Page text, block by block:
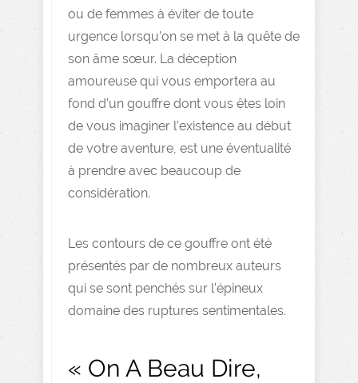
ou de femmes à éviter de toute
urgence lorsqu’on se met à la quête de
son âme sœur. La déception
amoureuse qui vous emportera au
fond d’un gouffre dont vous êtes loin
de vous imaginer l’existence au début
de votre aventure, est une éventualité
à prendre avec beaucoup de
considération.
Les contours de ce gouffre ont été
présentés par de nombreux auteurs
qui se sont penchés sur l’épineux
domaine des ruptures sentimentales.
« On A Beau Dire,